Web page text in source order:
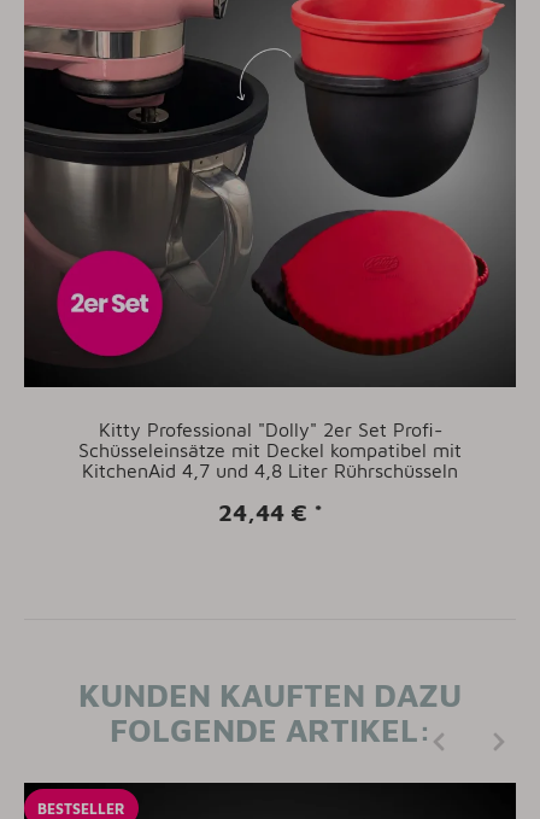
Kitty Professional "Dolly" 2er Set Profi-
Schüsseleinsätze mit Deckel kompatibel mit
KitchenAid 4,7 und 4,8 Liter Rührschüsseln
24,44 € *
KUNDEN KAUFTEN DAZU
FOLGENDE ARTIKEL:
BESTSELLER